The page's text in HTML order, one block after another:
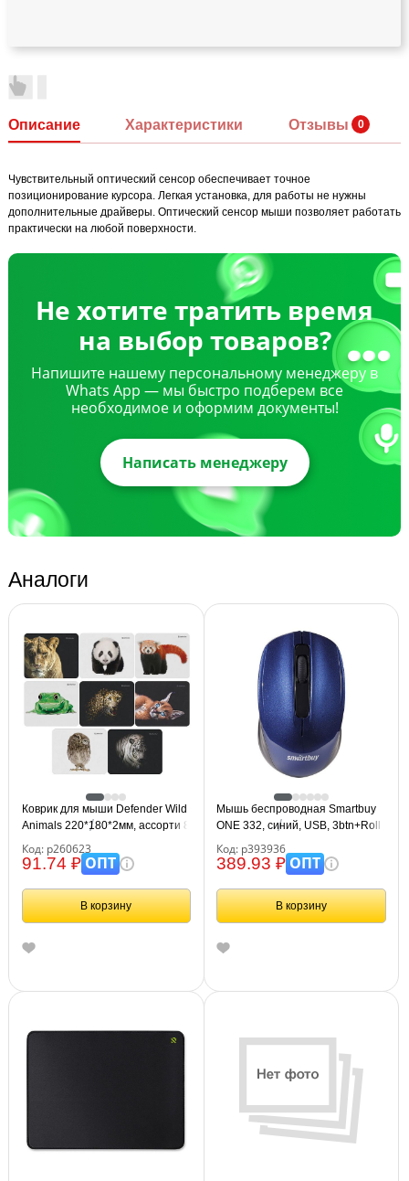
Описание Характеристики Отзывы
Чувствительный оптический сенсор обеспечивает точное
позиционирование курсора. Легкая установка, для работы не нужны
дополнительные драйверы. Оптический сенсор мыши позволяет работать
практически на любой поверхности.
Не хотите тратить время
на выбор товаров?
Напишите нашему персональному менеджеру в
Whats App — мы быстро подберем все
необходимое и оформим документы!
Написать менеджеру
Аналоги
Коврик для мыши Defender Wild
Animals 220*180*2мм, ассорти 8
Код: р260623
91.74 ₽ОПТ
В корзину
Мышь беспроводная Smartbuy
ONE 332, синий, USB, 3btn+Roll
Код: р393936
389.93 ₽ОПТ
В корзину